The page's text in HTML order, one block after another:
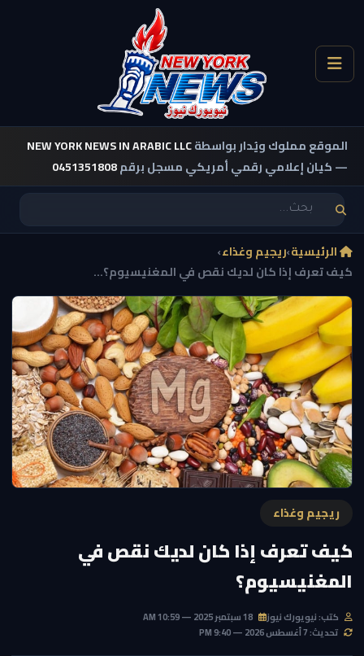
الموقع مملوك ويُدار بواسطةNEW YORK NEWS IN ARABIC LLC
— كيان إعلامي رقمي أمريكي مسجل برقم0451351808
الرئيسية›ريجيم وغذاء›
كيف تعرف إذا كان لديك نقص في المغنيسيوم؟...
ريجيم وغذاء
كيف تعرف إذا كان لديك نقص في
المغنيسيوم؟
كتب: نيويورك نيوز
تحديث: 7 أغسطس 2026 — 9:40 PM